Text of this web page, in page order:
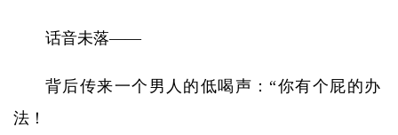
话音未落——
背后传来一个男人的低喝声：“你有个屁的办
法！